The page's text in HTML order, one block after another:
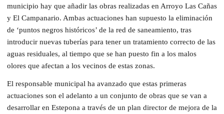
municipio hay que añadir las obras realizadas en Arroyo Las Cañas
y El Campanario. Ambas actuaciones han supuesto la eliminación
de ‘puntos negros históricos’ de la red de saneamiento, tras
introducir nuevas tuberías para tener un tratamiento correcto de las
aguas residuales, al tiempo que se han puesto fin a los malos
olores que afectan a los vecinos de estas zonas.
El responsable municipal ha avanzado que estas primeras
actuaciones son el adelanto a un conjunto de obras que se van a
desarrollar en Estepona a través de un plan director de mejora de la